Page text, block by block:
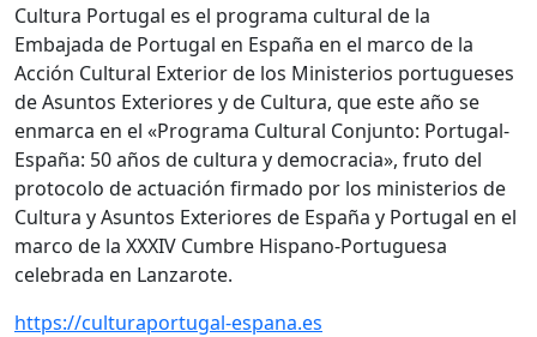
Cultura Portugal es el programa cultural de la
Embajada de Portugal en España en el marco de la
Acción Cultural Exterior de los Ministerios portugueses
de Asuntos Exteriores y de Cultura, que este año se
enmarca en el «Programa Cultural Conjunto: Portugal-
España: 50 años de cultura y democracia», fruto del
protocolo de actuación firmado por los ministerios de
Cultura y Asuntos Exteriores de España y Portugal en el
marco de la XXXIV Cumbre Hispano-Portuguesa
celebrada en Lanzarote.
https://culturaportugal-espana.es